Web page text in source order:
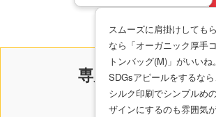
スムーズに肩掛けしても
なら「オーガニック厚手
トンバッグ(M)」がいいね。
SDGsアピールをするなら
シルク印刷でシンプルめ
ザインにするのも雰囲気
専属スタッフの迅
対応が強